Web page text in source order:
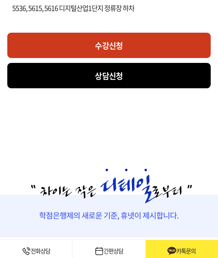
5536, 5615, 5616 디지털산업1단지 정류장 하차
수강신청
상담신청
실습수업
전화상담 간편상담 카톡문의